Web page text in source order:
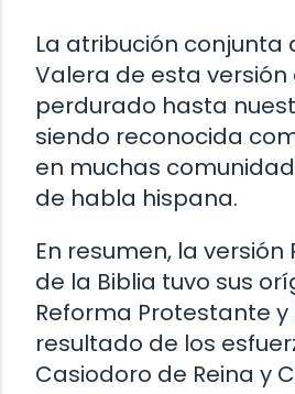
La atribución conjunta
Valera de esta versión
perdurado hasta
siendo reconocida
en muchas
de habla hispana.
En resumen, la versión
de la Biblia tuvo sus
Reforma Protestante y
resultado de los
Casiodoro de Reina y